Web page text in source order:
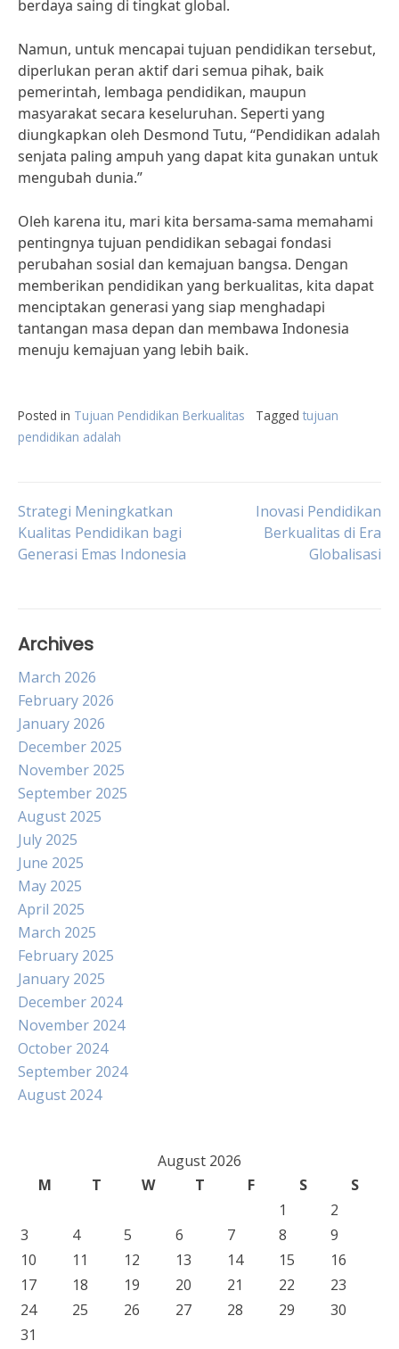
berdaya saing di tingkat global.
Namun, untuk mencapai tujuan pendidikan tersebut,
diperlukan peran aktif dari semua pihak, baik
pemerintah, lembaga pendidikan, maupun
masyarakat secara keseluruhan. Seperti yang
diungkapkan oleh Desmond Tutu, “Pendidikan adalah
senjata paling ampuh yang dapat kita gunakan untuk
mengubah dunia.”
Oleh karena itu, mari kita bersama-sama memahami
pentingnya tujuan pendidikan sebagai fondasi
perubahan sosial dan kemajuan bangsa. Dengan
memberikan pendidikan yang berkualitas, kita dapat
menciptakan generasi yang siap menghadapi
tantangan masa depan dan membawa Indonesia
menuju kemajuan yang lebih baik.
Posted in Tujuan Pendidikan Berkualitas Tagged tujuan
pendidikan adalah
Post
navigation
Strategi Meningkatkan
Kualitas Pendidikan bagi
Generasi Emas Indonesia
Inovasi Pendidikan
Berkualitas di Era
Globalisasi
Archives
March 2026
February 2026
January 2026
December 2025
November 2025
September 2025
August 2025
July 2025
June 2025
May 2025
April 2025
March 2025
February 2025
January 2025
December 2024
November 2024
October 2024
September 2024
August 2024
August 2026
M
T W T F S
S
1
2
3
4 5 6 7 8
9
10
11 12 13 14 15
16
17
18 19 20 21 22
23
24
25 26 27 28 29
30
31